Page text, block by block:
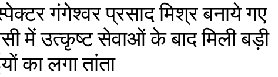
गंगेश्वर प्रसाद मिश्र बनाये गए
में उत्कृष्ट सेवाओं के बाद मिली बड़ी
का लगा तांता